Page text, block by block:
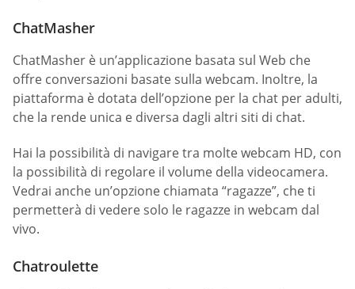
ChatMasher
ChatMasher è un’applicazione basata sul Web che
offre conversazioni basate sulla webcam. Inoltre, la
piattaforma è dotata dell’opzione per la chat per adulti,
che la rende unica e diversa dagli altri siti di chat.
Hai la possibilità di navigare tra molte webcam HD, con
la possibilità di regolare il volume della videocamera.
Vedrai anche un’opzione chiamata “ragazze”, che ti
permetterà di vedere solo le ragazze in webcam dal
vivo.
Chatroulette